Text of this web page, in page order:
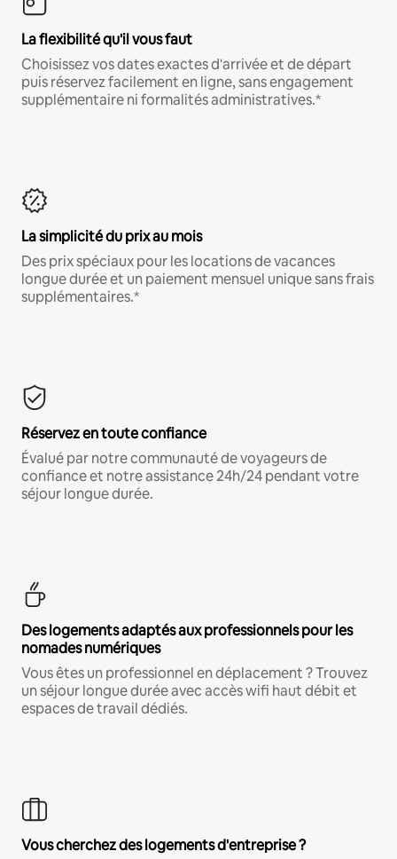
La flexibilité qu'il vous faut
Choisissez vos dates exactes d'arrivée et de départ
puis réservez facilement en ligne, sans engagement
supplémentaire ni formalités administratives.*
La simplicité du prix au mois
Des prix spéciaux pour les locations de vacances
longue durée et un paiement mensuel unique sans frais
supplémentaires.*
Réservez en toute confiance
Évalué par notre communauté de voyageurs de
confiance et notre assistance 24h/24 pendant votre
séjour longue durée.
Des logements adaptés aux professionnels pour les
nomades numériques
Vous êtes un professionnel en déplacement ? Trouvez
un séjour longue durée avec accès wifi haut débit et
espaces de travail dédiés.
Vous cherchez des logements d'entreprise ?